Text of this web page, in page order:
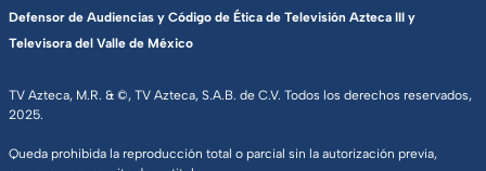
TV Azteca, M.R. & ©, TV Azteca, S.A.B. de C.V. Todos los derechos reservados,
2025.
Queda prohibida la reproducción total o parcial sin la autorización previa,
Defensor de Audiencias y Código de Ética de Televisión Azteca III y
Televisora del Valle de México